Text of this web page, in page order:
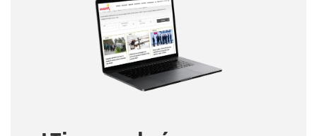
Correo electrónico
Tipo de comentario